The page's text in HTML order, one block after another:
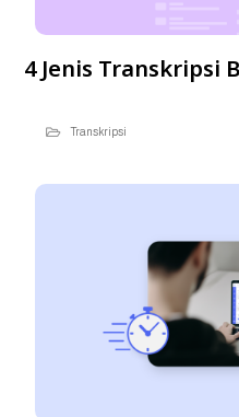
4 Jenis Transkripsi
Transkripsi